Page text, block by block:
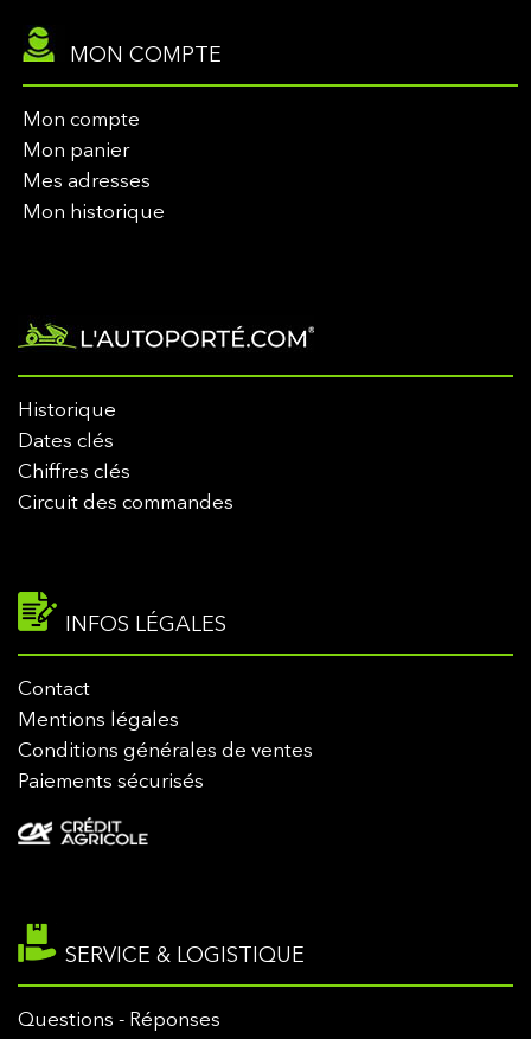
MON COMPTE
Mon compte
Mon panier
Mes adresses
Mon historique
Historique
Dates clés
Chiffres clés
Circuit des commandes
INFOS LÉGALES
Contact
Mentions légales
Conditions générales de ventes
Paiements sécurisés
SERVICE & LOGISTIQUE
Questions - Réponses